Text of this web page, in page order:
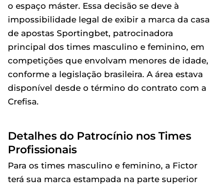
o espaço máster. Essa decisão se deve à
impossibilidade legal de exibir a marca da casa
de apostas Sportingbet, patrocinadora
principal dos times masculino e feminino, em
competições que envolvam menores de idade,
conforme a legislação brasileira. A área estava
disponível desde o término do contrato com a
Crefisa.
Detalhes do Patrocínio nos Times
Profissionais
Para os times masculino e feminino, a Fictor
terá sua marca estampada na parte superior